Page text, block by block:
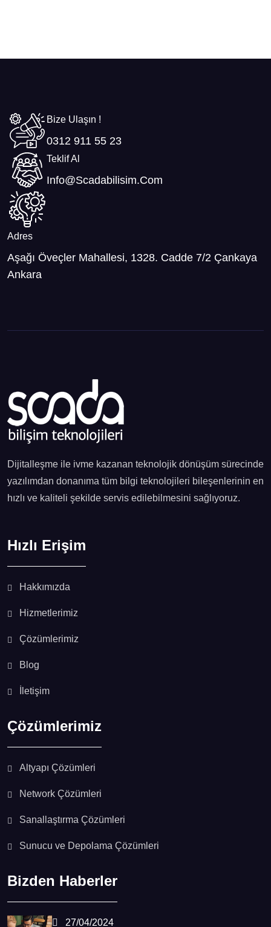
Bize Ulaşın !
0312 911 55 23
Teklif Al
Info@scadabilisim.com
Adres
Aşağı Öveçler Mahallesi, 1328. Cadde 7/2 Çankaya
Ankara
Dijitalleşme ile ivme kazanan teknolojik dönüşüm sürecinde
yazılımdan donanıma tüm bilgi teknolojileri bileşenlerinin en
hızlı ve kaliteli şekilde servis edilebilmesini sağlıyoruz.
Hızlı Erişim
Hakkımızda
Hizmetlerimiz
Çözümlerimiz
Blog
İletişim
Çözümlerimiz
Altyapı Çözümleri
Network Çözümleri
Sanallaştırma Çözümleri
Sunucu ve Depolama Çözümleri
Bizden Haberler
27/04/2024